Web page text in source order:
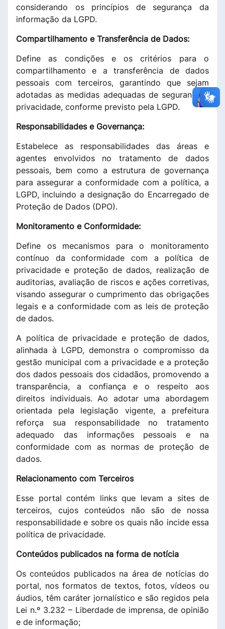
considerando os princípios de segurança da
informação da LGPD.
Compartilhamento e Transferência de Dados:
Define as condições e os critérios para o
compartilhamento e a transferência de dados
pessoais com terceiros, garantindo que sejam
adotadas as medidas adequadas de segurança e
privacidade, conforme previsto pela LGPD.
Responsabilidades e Governança:
Estabelece as responsabilidades das áreas e
agentes envolvidos no tratamento de dados
pessoais, bem como a estrutura de governança
para assegurar a conformidade com a política, a
LGPD, incluindo a designação do Encarregado de
Proteção de Dados (DPO).
Monitoramento e Conformidade:
Define os mecanismos para o monitoramento
contínuo da conformidade com a política de
privacidade e proteção de dados, realização de
auditorias, avaliação de riscos e ações corretivas,
visando assegurar o cumprimento das obrigações
legais e a conformidade com as leis de proteção
de dados.
A política de privacidade e proteção de dados,
alinhada à LGPD, demonstra o compromisso da
gestão municipal com a privacidade e a proteção
dos dados pessoais dos cidadãos, promovendo a
transparência, a confiança e o respeito aos
direitos individuais. Ao adotar uma abordagem
orientada pela legislação vigente, a prefeitura
reforça sua responsabilidade no tratamento
adequado das informações pessoais e na
conformidade com as normas de proteção de
dados.
Relacionamento com Terceiros
Esse portal contém links que levam a sites de
terceiros, cujos conteúdos não são de nossa
responsabilidade e sobre os quais não incide essa
política de privacidade.
Conteúdos publicados na forma de notícia
Os conteúdos publicados na área de notícias do
portal, nos formatos de textos, fotos, vídeos ou
áudios, têm caráter jornalístico e são regidos pela
Lei n.º 3.232 – Liberdade de imprensa, de opinião
e de informação;